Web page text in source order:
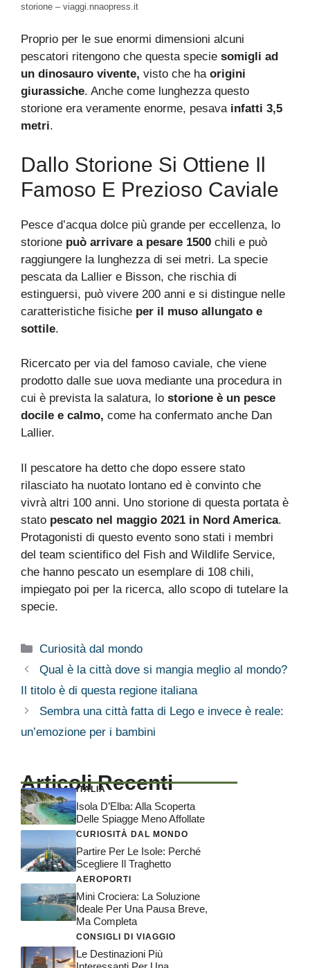
storione – viaggi.nnaopress.it
Proprio per le sue enormi dimensioni alcuni
pescatori ritengono che questa specie somigli ad
un dinosauro vivente, visto che ha origini
giurassiche. Anche come lunghezza questo
storione era veramente enorme, pesava infatti 3,5
metri.
Dallo Storione Si Ottiene Il
Famoso E Prezioso Caviale
Pesce d’acqua dolce più grande per eccellenza, lo
storione può arrivare a pesare 1500 chili e può
raggiungere la lunghezza di sei metri. La specie
pescata da Lallier e Bisson, che rischia di
estinguersi, può vivere 200 anni e si distingue nelle
caratteristiche fisiche per il muso allungato e
sottile.
Ricercato per via del famoso caviale, che viene
prodotto dalle sue uova mediante una procedura in
cui è prevista la salatura, lo storione è un pesce
docile e calmo, come ha confermato anche Dan
Lallier.
Il pescatore ha detto che dopo essere stato
rilasciato ha nuotato lontano ed è convinto che
vivrà altri 100 anni. Uno storione di questa portata è
stato pescato nel maggio 2021 in Nord America.
Protagonisti di questo evento sono stati i membri
del team scientifico del Fish and Wildlife Service,
che hanno pescato un esemplare di 108 chili,
impiegato poi per la ricerca, allo scopo di tutelare la
specie.
Categorie
Curiosità dal mondo
Qual è la città dove si mangia meglio al mondo?
Il titolo è di questa regione italiana
Sembra una città fatta di Lego e invece è reale:
un’emozione per i bambini
Articoli Recenti
ITALIA
Isola D’Elba: Alla Scoperta
Delle Spiagge Meno Affollate
CURIOSITÀ DAL MONDO
Partire Per Le Isole: Perché
Scegliere Il Traghetto
AEROPORTI
Mini Crociera: La Soluzione
Ideale Per Una Pausa Breve,
Ma Completa
CONSIGLI DI VIAGGIO
Le Destinazioni Più